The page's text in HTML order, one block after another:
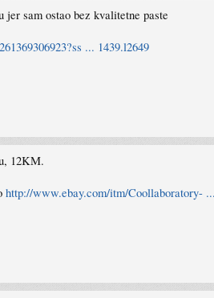
jer sam ostao bez kvalitetne paste
... 1439.l2649
12KM.
http://www.ebay.com/itm/Coollaboratory-